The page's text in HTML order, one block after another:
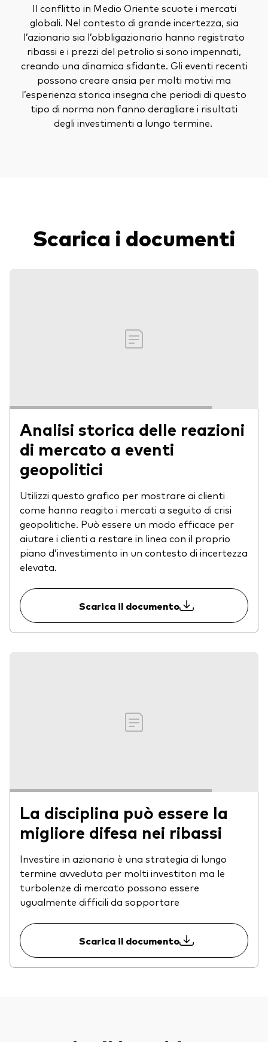
Il conflitto in Medio Oriente scuote i mercati
globali. Nel contesto di grande incertezza, sia
l’azionario sia l’obbligazionario hanno registrato
ribassi e i prezzi del petrolio si sono impennati,
creando una dinamica sfidante. Gli eventi recenti
possono creare ansia per molti motivi ma
l’esperienza storica insegna che periodi di questo
tipo di norma non fanno deragliare i risultati
degli investimenti a lungo termine.
Scarica i documenti
Analisi storica delle reazioni
di mercato a eventi
geopolitici
Utilizzi questo grafico per mostrare ai clienti
come hanno reagito i mercati a seguito di crisi
geopolitiche. Può essere un modo efficace per
aiutare i clienti a restare in linea con il proprio
piano d’investimento in un contesto di incertezza
elevata.
Scarica il documento
La disciplina può essere la
migliore difesa nei ribassi
Investire in azionario è una strategia di lungo
termine avveduta per molti investitori ma le
turbolenze di mercato possono essere
ugualmente difficili da sopportare
Scarica il documento